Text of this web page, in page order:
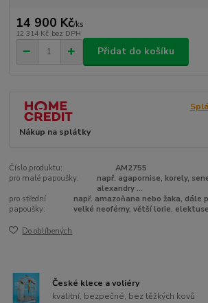
14 900 Kč/ks
12 314 Kč bez DPH
Přidat do košíku
Nákup na splátky
Číslo produktu:
AM2755
pro malé papoušky:
např. agapornise, korely,
alexandry ...
pro střední
papoušky:
např. amazoňana nebo žaka, dále
velké neofémy, větší lorie,
Do oblíbených
České klece a voliéry
kvalitní, bezpečné, bez těžkých kovů